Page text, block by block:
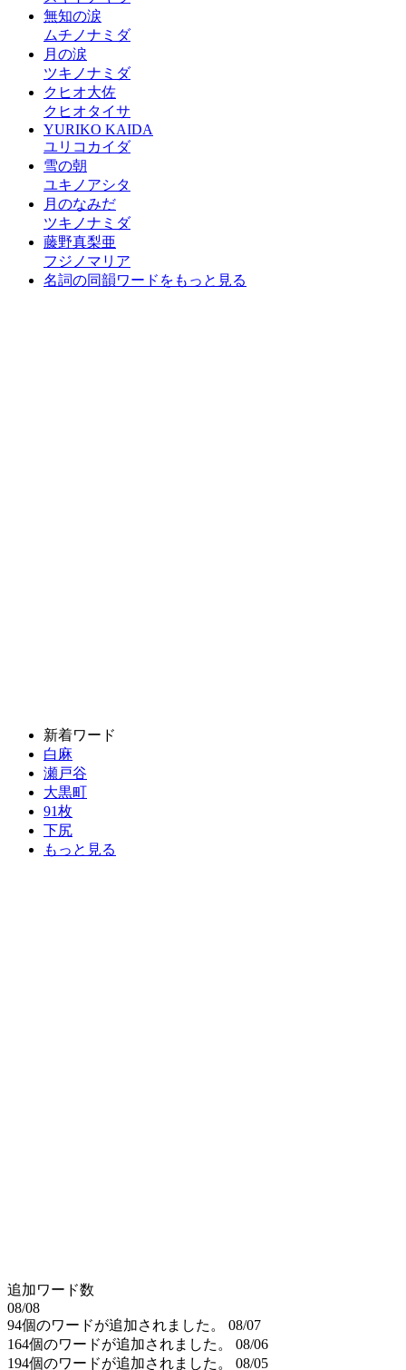
無知の涙
ムチノナミダ
月の涙
ツキノナミダ
クヒオ大佐
クヒオタイサ
YURIKO KAIDA
ユリコカイダ
雪の朝
ユキノアシタ
月のなみだ
ツキノナミダ
藤野真梨亜
フジノマリア
名詞の同韻ワードをもっと見る
新着ワード
白麻
瀬戸谷
大黒町
91枚
下尻
もっと見る
追加ワード数
08/08
94個のワードが追加されました。
08/07
164個のワードが追加されました。
08/06
194個のワードが追加されました。
08/05